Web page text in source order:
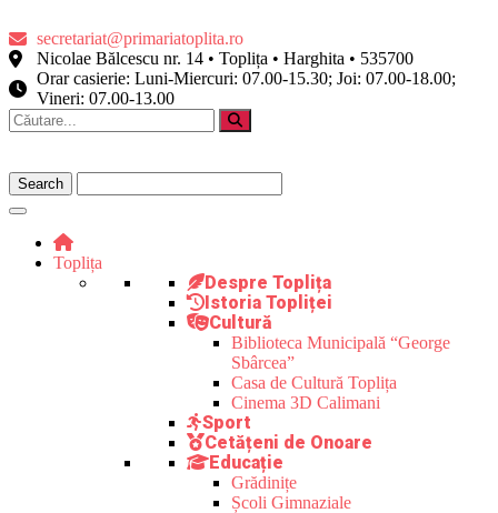
secretariat@primariatoplita.ro
Nicolae Bălcescu nr. 14 • Toplița • Harghita • 535700
Orar casierie: Luni-Miercuri: 07.00-15.30; Joi: 07.00-18.00;
Vineri: 07.00-13.00
Toplița
Despre Toplița
Istoria Topliței
Cultură
Biblioteca Municipală “George
Sbârcea”
Casa de Cultură Toplița
Cinema 3D Calimani
Sport
Cetățeni de Onoare
Educație
Grădinițe
Școli Gimnaziale